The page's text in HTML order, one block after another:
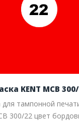
KENT MCB
для тампонной
300/22 цвет